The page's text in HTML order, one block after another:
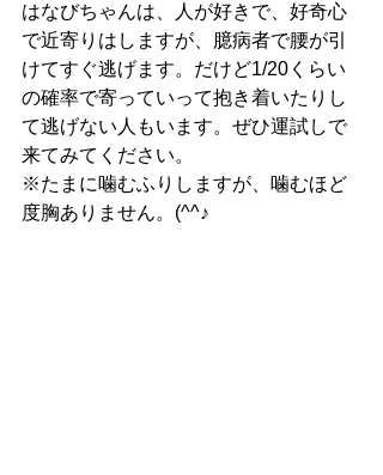
はなびちゃんは、人が好きで、好奇心
で近寄りはしますが、臆病者で腰が引
けてすぐ逃げます。だけど1/20くらい
の確率で寄っていって抱き着いたりし
て逃げない人もいます。ぜひ運試しで
来てみてください。
※たまに噛むふりしますが、噛むほど
度胸ありません。(^^♪